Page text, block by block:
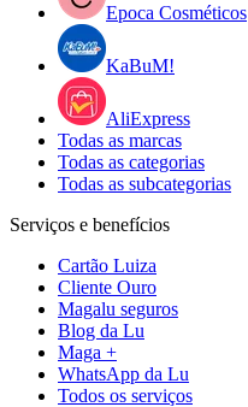
Epoca Cosméticos
KaBuM!
AliExpress
Todas as marcas
Todas as categorias
Todas as subcategorias
Serviços e benefícios
Cartão Luiza
Cliente Ouro
Magalu seguros
Blog da Lu
Maga +
WhatsApp da Lu
Todos os serviços